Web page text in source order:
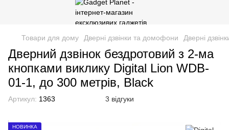
Товари для дому Дверні дзвінки та домофони Дверні
Дверний дзвінок бездротовий з 2-ма
кнопками виклику Digital Lion WDB-
01-1, до 300 метрів, Black
Артикул: 1363 3 відгуки
НОВИНКА